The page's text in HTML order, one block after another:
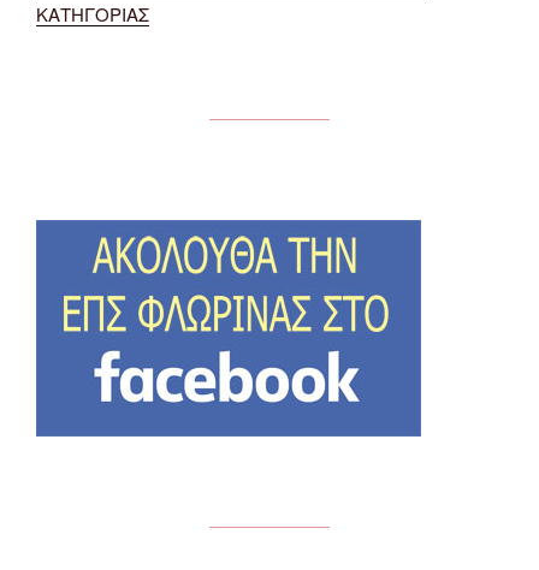
ΚΑΤΗΓΟΡΙΑΣ